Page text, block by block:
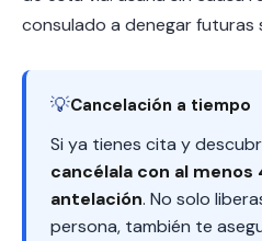
consulado a denegar futuras
💡Cancelación a tiempo
Si ya tienes cita y
cancélala con al menos
antelación. No solo
persona, también te